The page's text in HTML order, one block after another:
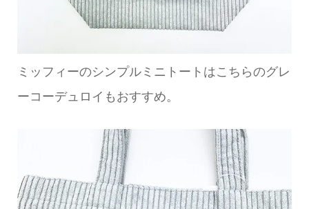
ミッフィーのシンプルミニトートはこちらのグレ
ーコーデュロイもおすすめ。